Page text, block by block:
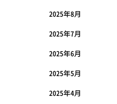
2025年8月
2025年7月
2025年6月
2025年5月
2025年4月